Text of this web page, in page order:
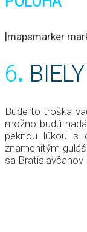
[mapsmarker
6. BIELY
Bude to troška
možno budú
peknou lúkou s
znamenitým
sa Bratislavčanov